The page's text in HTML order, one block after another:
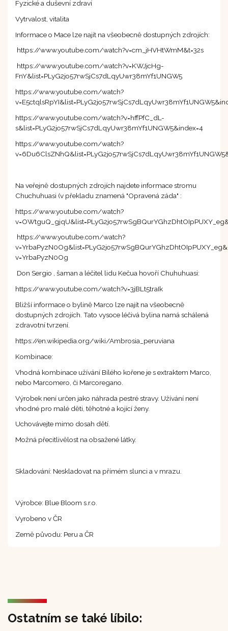
Fyzické a duševní zdraví
Vytrvalost, vitalita
Informace o Mace lze najít na všeobecně dostupných zdrojích:
https://www.youtube.com/watch?v=cm_jHVHtWmM&t=32s
https://www.youtube.com/watch?v=KWJjcHg-
FnY&list=PLyG2jo57rwSjCs7dLqyUwr38mYf1UNGW5
https://www.youtube.com/watch?
https://www.youtube.com/watch?v=hffPfC_dL-
s&list=PLyG2jo57rwSjCs7dLqyUwr38mYf1UNGW5&index=4
https://www.youtube.com/watch?
Na veřejně dostupných zdrojích najdete informace stromu
Chuchuhuasi (v překladu znamená "Opravená záda" :
https://www.youtube.com/watch?
https://www.youtube.com/watch?
v=YrbaPyzN0Og
Don Sergio , šaman a léčitel lidu Kečua hovoří Chuhuhuasi:
https://www.youtube.com/watch?v=3jBLt5traIk
Bližší informace o bylině Marco lze najít na všeobecně
dostupných zdrojích. Tato vysoce léčivá bylina namá schálená
zdravotní tvrzení.
https://en.wikipedia.org/wiki/Ambrosia_peruviana
Kombinace:
Vhodná kombinace užívání Bílého kořene je s extraktem Marco,
nebo Marcomero, či Marcoregano.
Výrobek není určen jako náhrada pestré stravy. Užívání není
vhodné pro malé děti, těhotné a kojící ženy.
Uchovávejte mimo dosah dětí.
Možná přecitlivělost na obsažené látky.
Skladování: Neskladovat na přímém slunci a v mrazu.
Výrobce: Blue Bloom s.r.o.
Vyrobeno v ČR
Země původu: Peru a ČR
Ostatním se také líbilo: